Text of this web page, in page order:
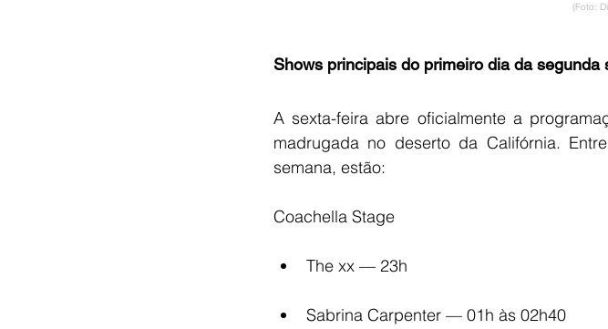
(Foto:
Shows principais do primeiro dia da segunda
A sexta-feira abre oficialmente a
madrugada no deserto da Califórnia.
semana, estão:
Coachella Stage
The xx — 23h
Sabrina Carpenter — 01h às 02h40